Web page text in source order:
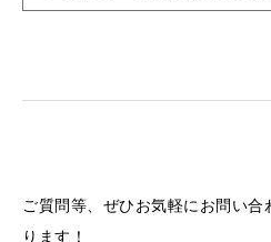
ご質問等、ぜひお気軽にお問い
ります！